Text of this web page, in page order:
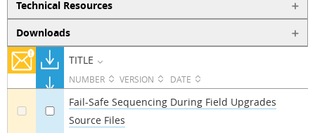
Technical Resources
Downloads
TITLE
NUMBER VERSION DATE
Fail-Safe Sequencing During Field Upgrades
Source Files